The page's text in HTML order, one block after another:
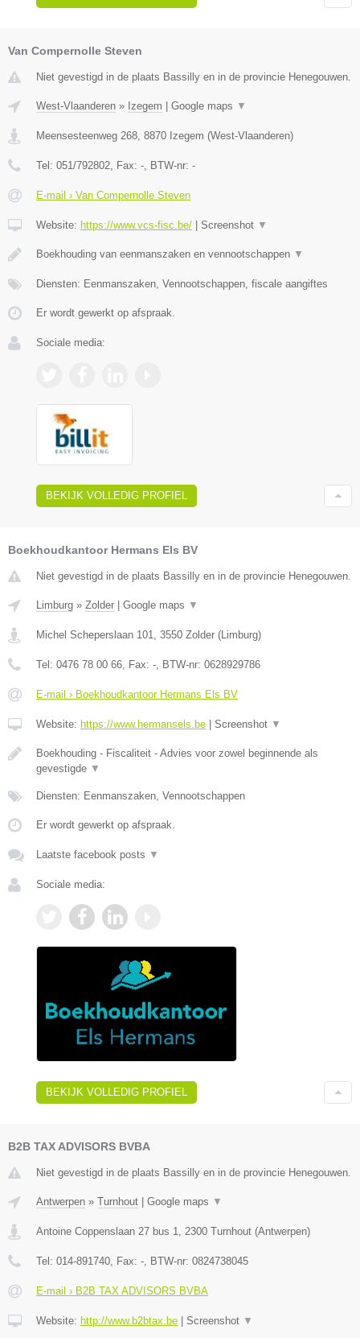
Van Compernolle Steven
Niet gevestigd in de plaats Bassilly en in de provincie Henegouwen.
West-Vlaanderen » Izegem Google maps ▼
Meensesteenweg 268, 8870 Izegem (West-Vlaanderen)
Tel: 051/792802, Fax: -, BTW-nr: -
E-mail › Van Compernolle Steven
Website: https://www.vcs-fisc.be/ Screenshot ▼
Boekhouding van eenmanszaken en vennootschappen ▼
Diensten: Eenmanszaken, Vennootschappen, fiscale aangiftes
Er wordt gewerkt op afspraak.
Sociale media:
BEKIJK VOLLEDIG PROFIEL
Boekhoudkantoor Hermans Els BV
Niet gevestigd in de plaats Bassilly en in de provincie Henegouwen.
Limburg » Zolder Google maps ▼
Michel Scheperslaan 101, 3550 Zolder (Limburg)
Tel: 0476 78 00 66, Fax: -, BTW-nr: 0628929786
E-mail › Boekhoudkantoor Hermans Els BV
Website: https://www.hermansels.be Screenshot ▼
Boekhouding - Fiscaliteit - Advies voor zowel beginnende als
gevestigde ▼
Diensten: Eenmanszaken, Vennootschappen
Er wordt gewerkt op afspraak.
Laatste facebook posts ▼
Sociale media:
BEKIJK VOLLEDIG PROFIEL
B2B TAX ADVISORS BVBA
Niet gevestigd in de plaats Bassilly en in de provincie Henegouwen.
Antwerpen » Turnhout Google maps ▼
Antoine Coppenslaan 27 bus 1, 2300 Turnhout (Antwerpen)
Tel: 014-891740, Fax: -, BTW-nr: 0824738045
E-mail › B2B TAX ADVISORS BVBA
Website: http://www.b2btax.be Screenshot ▼